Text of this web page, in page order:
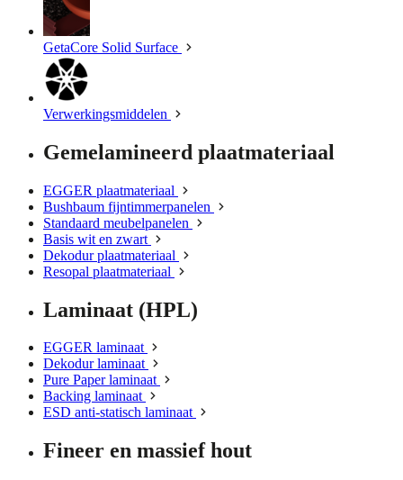
GetaCore Solid Surface
Verwerkingsmiddelen
Gemelamineerd plaatmateriaal
EGGER plaatmateriaal
Bushbaum fijntimmerpanelen
Standaard meubelpanelen
Basis wit en zwart
Dekodur plaatmateriaal
Resopal plaatmateriaal
Laminaat (HPL)
EGGER laminaat
Dekodur laminaat
Pure Paper laminaat
Backing laminaat
ESD anti-statisch laminaat
Fineer en massief hout